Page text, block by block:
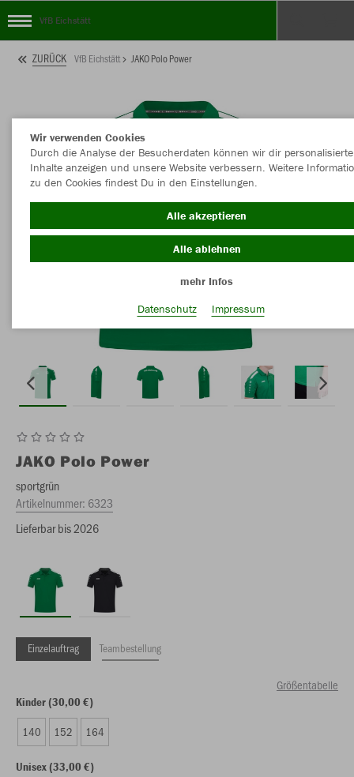
VfB Eichstätt
ZURÜCK VfB Eichstätt JAKO Polo Power
JAKO Polo Power
sportgrün
Artikelnummer: 6323
Lieferbar bis 2026
Einzelauftrag Teambestellung
Größentabelle
Kinder (30,00 €)
140 152 164
Unisex (33,00 €)
Wir verwenden Cookies
Durch die Analyse der Besucherdaten können wir dir personalisierte
Inhalte anzeigen und unsere Website verbessern. Weitere
zu den Cookies findest Du in den Einstellungen.
Alle akzeptieren
Alle ablehnen
mehr Infos
Datenschutz
Impressum